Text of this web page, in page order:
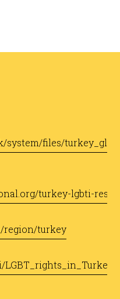
system/files/
turkey-lgbti-
region/turkey